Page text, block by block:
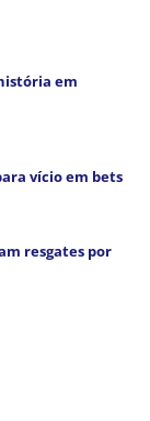
em
vício em bets
resgates por